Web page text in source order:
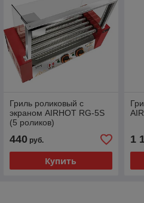
Гриль роликовый с
экраном AIRHOT RG-5S
(5 роликов)
440руб.
Купить
1